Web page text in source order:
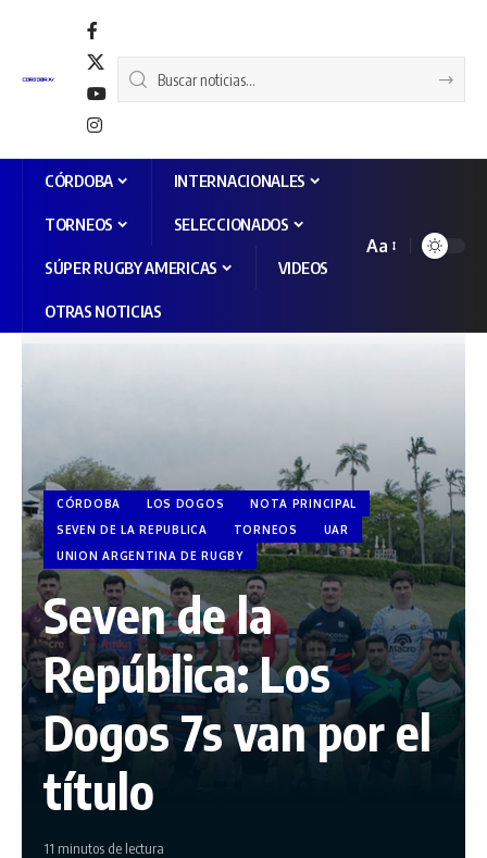
CÓRDOBA INTERNACIONALES
TORNEOS SELECCIONADOS
SÚPER RUGBY AMERICAS VIDEOS
OTRAS NOTICIAS
Aa
CÓRDOBA LOS DOGOS
NOTA PRINCIPAL
SEVEN DE LA REPUBLICA
TORNEOS
UAR
UNION ARGENTINA DE RUGBY
Seven de la
República: Los
Dogos 7s van por el
título
11 minutos de lectura